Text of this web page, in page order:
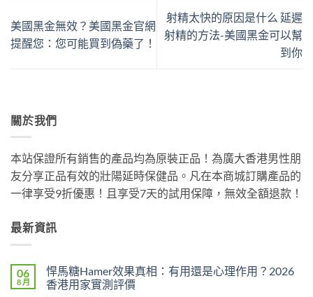
美國黑金無效？美國黑金官網
提醒您：您可能買到偽藥了！
射精太快的原因是什么 延遲
射精的方法-美國黑金可以幫
到你
關於我們
本站保證所有銷售的產品均為原裝正品！為廣大香港男性朋
友分享正品有效的壯陽延時保健品。凡在本商城訂購產品的
一律享受9折優惠！且享受7天的試用保障，無效全額退款！
最新資訊
06
8 月
悍馬糖Hamer效果真相：有用還是心理作用？2026
香港用家實測評價